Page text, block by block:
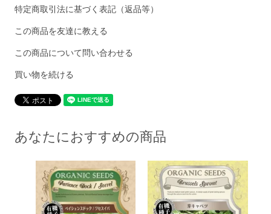
特定商取引法に基づく表記（返品等）
この商品を友達に教える
この商品について問い合わせる
買い物を続ける
あなたにおすすめの商品